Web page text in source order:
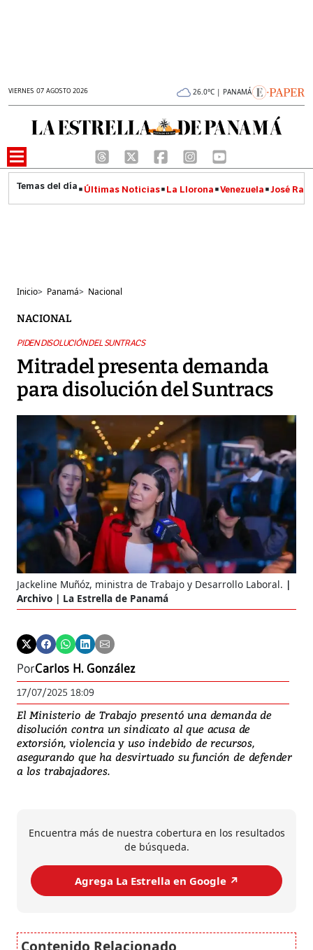
VIERNES 07 AGOSTO 2026 26.0°C | PANAMÁ
Últimas Noticias La Llorona Venezuela José
Inicio> Panamá> Nacional
NACIONAL
PIDEN DISOLUCIÓN DEL SUNTRACS
Mitradel presenta demanda
para disolución del Suntracs
Jackeline Muñóz, ministra de Trabajo y Desarrollo Laboral.
Archivo | La Estrella de Panamá
PorCarlos H. González
17/07/2025 18:09
El Ministerio de Trabajo presentó una demanda de
disolución contra un sindicato al que acusa de
extorsión, violencia y uso indebido de recursos,
asegurando que ha desvirtuado su función de defender
a los trabajadores.
Encuentra más de nuestra cobertura en los resultados
de búsqueda.
Agrega La Estrella en Google ↗️